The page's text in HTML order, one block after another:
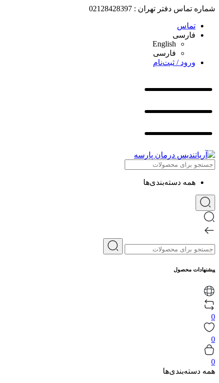
شماره تماس دفتر تهران : 02128428397
تماس
فارسی
English
فارسی
ورود / ثبت‌نام
همه دسته‌بندی‌ها
پیشنهادات محصول
0
0
0
همه دسته‌بندی‌ها